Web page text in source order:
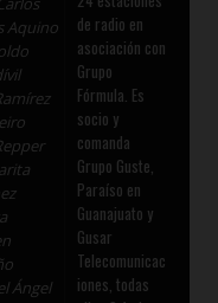
Aquino
Ángel
de radio en
asociación con
Grupo
Fórmula. Es
socio y
comanda
Grupo Guste,
Paraíso en
Guanajuato y
Gusar
Telecomunicac
iones, todas